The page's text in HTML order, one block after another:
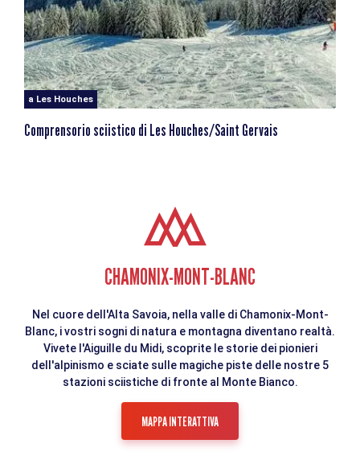
a Les Houches
Comprensorio sciistico di Les Houches/Saint Gervais
CHAMONIX-MONT-BLANC
Nel cuore dell'Alta Savoia, nella valle di Chamonix-Mont-
Blanc, i vostri sogni di natura e montagna diventano realtà.
Vivete l'Aiguille du Midi, scoprite le storie dei pionieri
dell'alpinismo e sciate sulle magiche piste delle nostre 5
stazioni sciistiche di fronte al Monte Bianco.
MAPPA INTERATTIVA